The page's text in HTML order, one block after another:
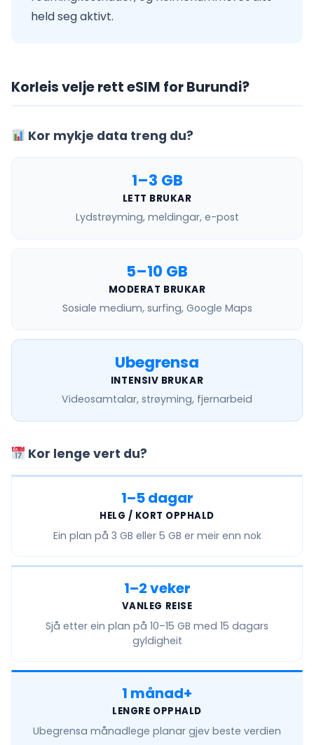
held seg aktivt.
Korleis velje rett eSIM for Burundi?
Kor mykje data treng du?
1–3 GB
LETT BRUKAR
Lydstrøyming, meldingar, e-post
5–10 GB
MODERAT BRUKAR
Sosiale medium, surfing, Google Maps
Ubegrensa
INTENSIV BRUKAR
Videosamtalar, strøyming, fjernarbeid
Kor lenge vert du?
1–5 dagar
HELG / KORT OPPHALD
Ein plan på 3 GB eller 5 GB er meir enn nok
1–2 veker
VANLEG REISE
Sjå etter ein plan på 10–15 GB med 15 dagars
gyldigheit
1 månad+
LENGRE OPPHALD
Ubegrensa månadlege planar gjev beste verdien